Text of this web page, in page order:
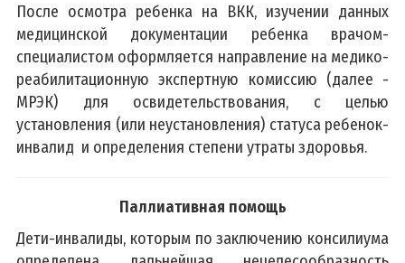
После осмотра ребенка на ВКК, изучении данных
медицинской документации ребенка врачом-
специалистом оформляется направление на медико-
реабилитационную экспертную комиссию (далее -
МРЭК) для освидетельствования, с целью
установления (или неустановления) статуса ребенок-
инвалид и определения степени утраты здоровья.
Паллиативная помощь
Дети-инвалиды, которым по заключению консилиума